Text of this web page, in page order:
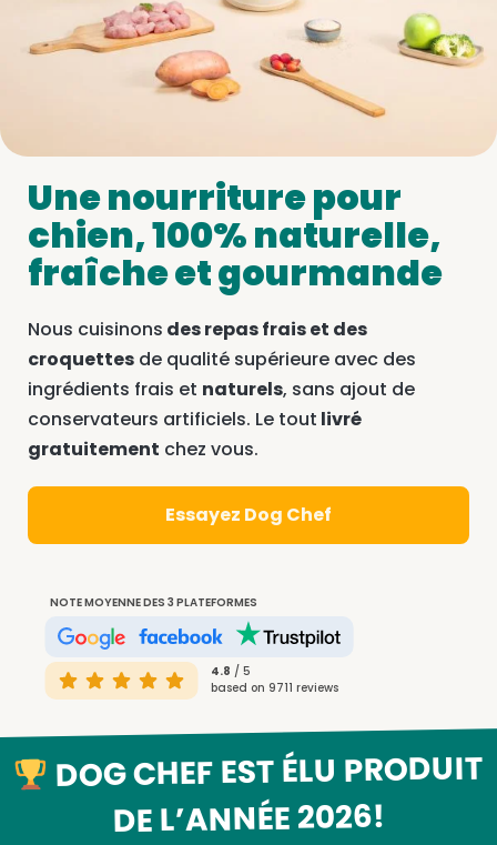
Une nourriture pour
chien, 100% naturelle,
fraîche et gourmande
Nous cuisinons des repas frais et des
croquettes de qualité supérieure avec des
ingrédients frais et naturels, sans ajout de
conservateurs artificiels. Le tout livré
gratuitement chez vous.
Essayez Dog Chef
NOTE MOYENNE DES 3 PLATEFORMES
4.8 / 5
based on 9711 reviews
DOG CHEF EST ÉLU PRODUIT
DE L’ANNÉE 2026!